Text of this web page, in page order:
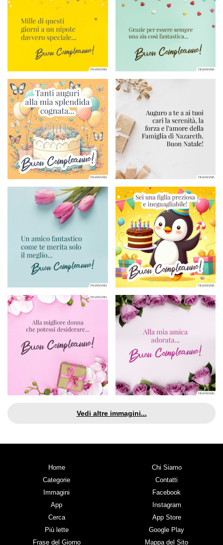
Vedi altre immagini...
Home
Categorie
Immagini
App
Cerca
Più lette
Frase del Giorno
Chi Siamo
Contatti
Facebook
Instagram
App Store
Google Play
Mappa del Sito